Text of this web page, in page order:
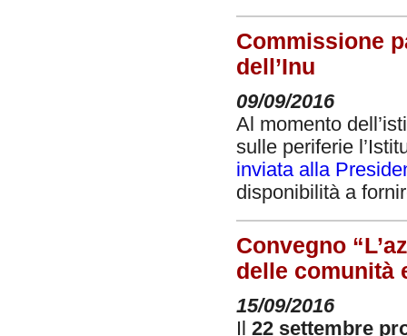
Commissione
dell’Inu
09/09/2016
Al momento
sulle periferie
inviata alla
disponibilità a
Convegno
delle comunità
15/09/2016
22 settembre